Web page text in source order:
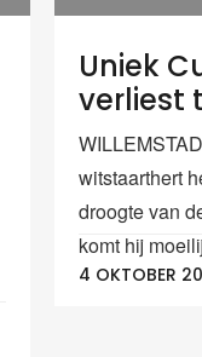
Uniek
verliest
witstaarthert
droogte van
komt hij
4 OKTOBER